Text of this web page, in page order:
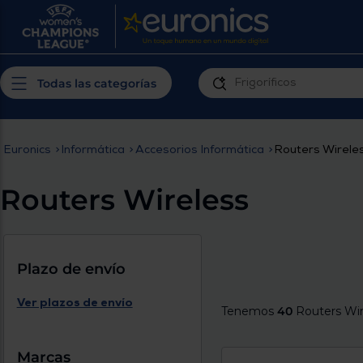
Personaliza tu
ti y con mejor plazo de entrega
Todas las categorías
Euronics > Informática >Accesorios Informática > Routers
Routers Wireless
Plazo de envío
Ver plazos de envío
Marcas
Tenemos 40Routers